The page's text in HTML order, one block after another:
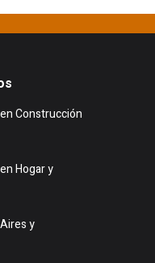
Construcción
Hogar y
y